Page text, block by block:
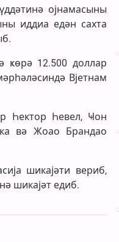
ојнамасыны
иддиа едән сахта
ҝөрә 12.500 доллар
Вјетнам
Һектор Һевел, Ҹон
вә Жоао Брандао
шикајәти вериб,
шикајәт едиб.